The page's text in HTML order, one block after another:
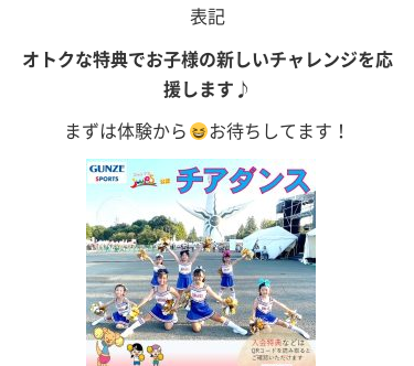
表記
オトクな特典でお子様の新しいチャレンジを応
援します♪
まずは体験から
お待ちしてます！